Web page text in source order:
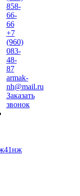
858-
66-
66
+7
(960)
083-
48-
87
armak-
nh@mail.ru
Заказать
звонок